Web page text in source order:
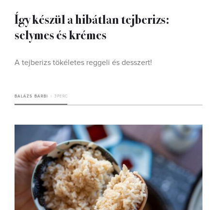
Így készül a hibátlan tejberizs:
selymes és krémes
A tejberizs tökéletes reggeli és desszert!
BALÁZS BARBI 3 PERC